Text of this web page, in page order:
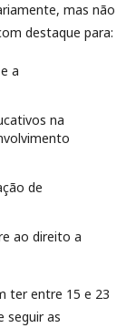
mas não
destaque para:
a
na
de
ao direito a
ter entre 15 e 23
seguir as